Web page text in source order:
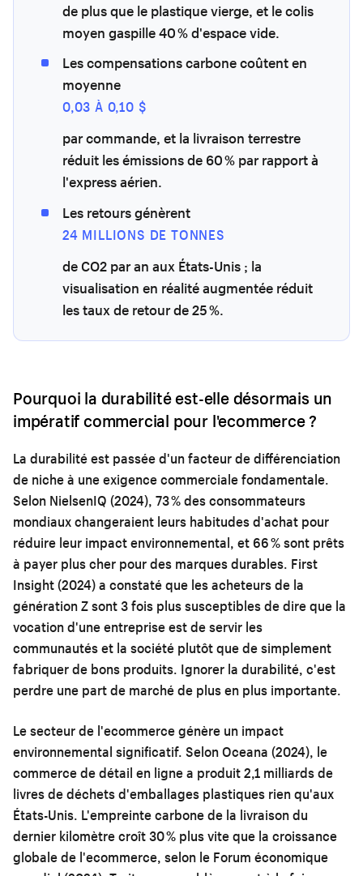
de plus que le plastique vierge, et le colis
moyen gaspille 40 % d'espace vide.
Les compensations carbone coûtent en
moyenne
0,03 À 0,10 $
par commande, et la livraison terrestre
réduit les émissions de 60 % par rapport à
l'express aérien.
Les retours génèrent
24 MILLIONS DE TONNES
de CO2 par an aux États-Unis ; la
visualisation en réalité augmentée réduit
les taux de retour de 25 %.
Pourquoi la durabilité est-elle désormais un
impératif commercial pour l'ecommerce ?
La durabilité est passée d'un facteur de différenciation
de niche à une exigence commerciale fondamentale.
Selon NielsenIQ (2024), 73 % des consommateurs
mondiaux changeraient leurs habitudes d'achat pour
réduire leur impact environnemental, et 66 % sont prêts
à payer plus cher pour des marques durables. First
Insight (2024) a constaté que les acheteurs de la
génération Z sont 3 fois plus susceptibles de dire que la
vocation d'une entreprise est de servir les
communautés et la société plutôt que de simplement
fabriquer de bons produits. Ignorer la durabilité, c'est
perdre une part de marché de plus en plus importante.
Le secteur de l'ecommerce génère un impact
environnemental significatif. Selon Oceana (2024), le
commerce de détail en ligne a produit 2,1 milliards de
livres de déchets d'emballages plastiques rien qu'aux
États-Unis. L'empreinte carbone de la livraison du
dernier kilomètre croît 30 % plus vite que la croissance
globale de l'ecommerce, selon le Forum économique